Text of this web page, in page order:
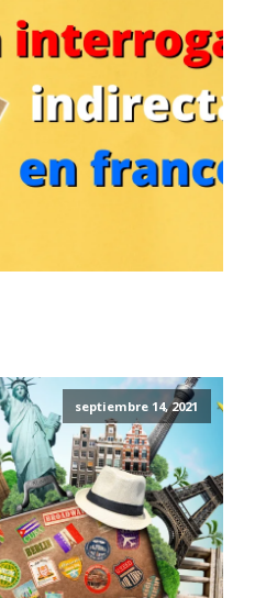
septiembre 14, 2021